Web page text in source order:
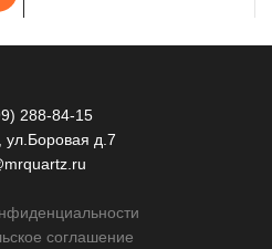
288-84-15
ул.Боровая д.7
соглашение